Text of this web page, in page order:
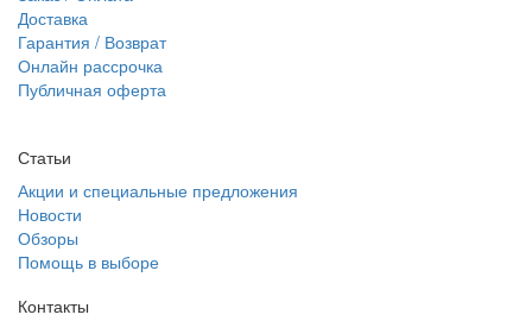
Доставка
Гарантия / Возврат
Онлайн рассрочка
Публичная оферта
Статьи
Акции и специальные предложения
Новости
Обзоры
Помощь в выборе
Контакты